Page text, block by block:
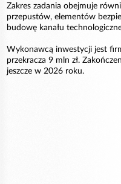
Zakres zadania obejmuje
przepustów, elementów
budowę kanału
Wykonawcą inwestycji jest
przekracza 9 mln zł.
jeszcze w 2026 roku.